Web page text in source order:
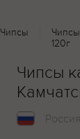
Чипсы
120г
Чипсы
Россия